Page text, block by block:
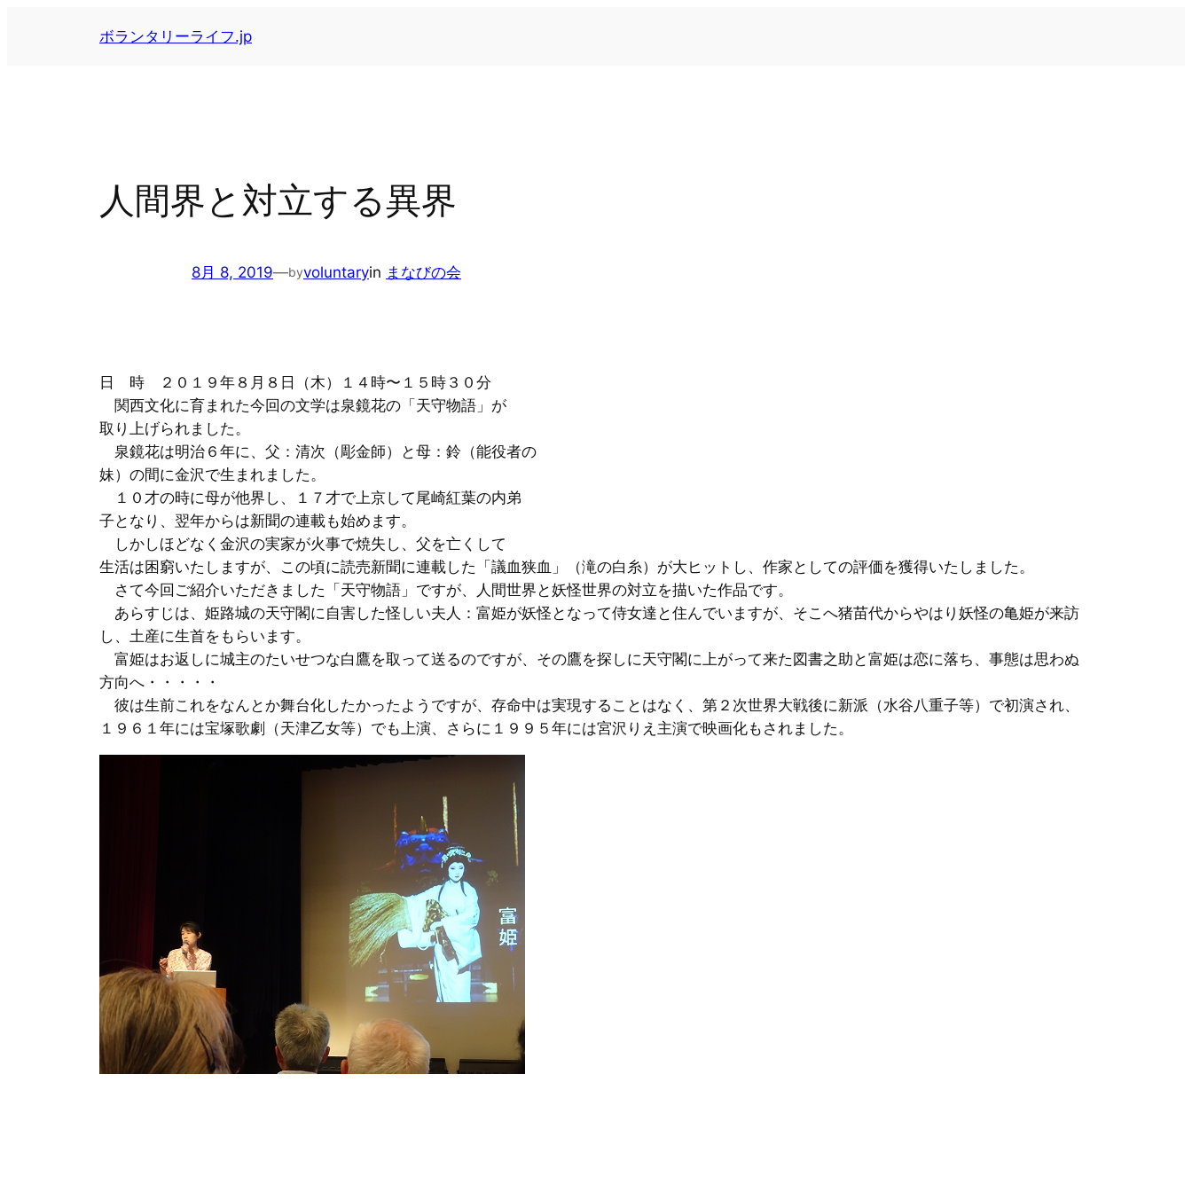
ボランタリーライフ.jp
人間界と対立する異界
8月 8, 2019—byvoluntaryin まなびの会
日 時 ２０１９年８月８日（木）１４時〜１５時３０分
関西文化に育まれた今回の文学は泉鏡花の「天守物語」が
取り上げられました。
泉鏡花は明治６年に、父：清次（彫金師）と母：鈴（能役者の
妹）の間に金沢で生まれました。
１０才の時に母が他界し、１７才で上京して尾崎紅葉の内弟
子となり、翌年からは新聞の連載も始めます。
しかしほどなく金沢の実家が火事で焼失し、父を亡くして
生活は困窮いたしますが、この頃に読売新聞に連載した「議血狭血」（滝の白糸）が大ヒットし、作家としての評価を獲得いたしました。
さて今回ご紹介いただきました「天守物語」ですが、人間世界と妖怪世界の対立を描いた作品です。
あらすじは、姫路城の天守閣に自害した怪しい夫人：富姫が妖怪となって侍女達と住んでいますが、そこへ猪苗代からやはり妖怪の亀姫が来訪
し、土産に生首をもらいます。
富姫はお返しに城主のたいせつな白鷹を取って送るのですが、その鷹を探しに天守閣に上がって来た図書之助と富姫は恋に落ち、事態は思わぬ
方向へ・・・・・
彼は生前これをなんとか舞台化したかったようですが、存命中は実現することはなく、第２次世界大戦後に新派（水谷八重子等）で初演され、
１９６１年には宝塚歌劇（天津乙女等）でも上演、さらに１９９５年には宮沢りえ主演で映画化もされました。